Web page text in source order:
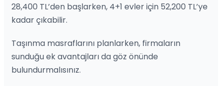
28,400 TL’den başlarken, 4+1 evler için 52,200 TL’ye
kadar çıkabilir.
Taşınma masraflarını planlarken, firmaların
sunduğu ek avantajları da göz önünde
bulundurmalısınız.